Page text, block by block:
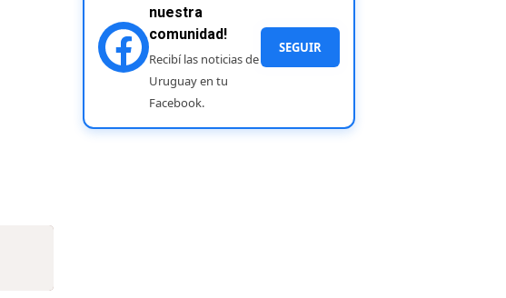
nuestra
comunidad!
Recibí las noticias de
Uruguay en tu
Facebook.
SEGUIR